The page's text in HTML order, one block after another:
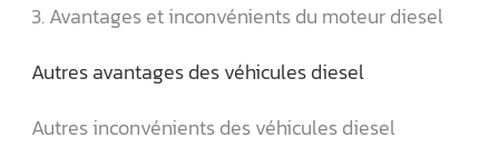
3. Avantages et inconvénients du moteur diesel
Autres avantages des véhicules diesel
Autres inconvénients des véhicules diesel